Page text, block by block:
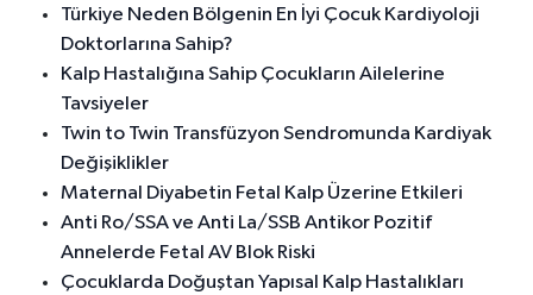
Türkiye Neden Bölgenin En İyi Çocuk Kardiyoloji
Doktorlarına Sahip?
Kalp Hastalığına Sahip Çocukların Ailelerine
Tavsiyeler
Twin to Twin Transfüzyon Sendromunda Kardiyak
Değişiklikler
Maternal Diyabetin Fetal Kalp Üzerine Etkileri
Anti Ro/SSA ve Anti La/SSB Antikor Pozitif
Annelerde Fetal AV Blok Riski
Çocuklarda Doğuştan Yapısal Kalp Hastalıkları